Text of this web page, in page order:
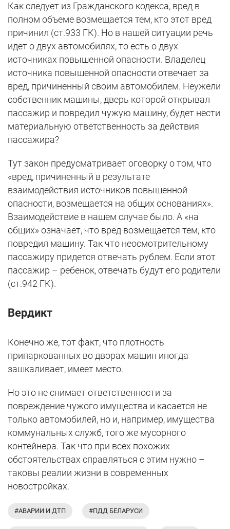
Как следует из Гражданского кодекса, вред в
полном объеме возмещается тем, кто этот вред
причинил (ст.933 ГК). Но в нашей ситуации речь
идет о двух автомобилях, то есть о двух
источниках повышенной опасности. Владелец
источника повышенной опасности отвечает за
вред, причиненный своим автомобилем. Неужели
собственник машины, дверь которой открывал
пассажир и повредил чужую машину, будет нести
материальную ответственность за действия
пассажира?
Тут закон предусматривает оговорку о том, что
«вред, причиненный в результате
взаимодействия источников повышенной
опасности, возмещается на общих основаниях».
Взаимодействие в нашем случае было. А «на
общих» означает, что вред возмещается тем, кто
повредил машину. Так что неосмотрительному
пассажиру придется отвечать рублем. Если этот
пассажир – ребенок, отвечать будут его родители
(ст.942 ГК).
Вердикт
Конечно же, тот факт, что плотность
припаркованных во дворах машин иногда
зашкаливает, имеет место.
Но это не снимает ответственности за
повреждение чужого имущества и касается не
только автомобилей, но и, например, имущества
коммунальных служб, того же мусорного
контейнера. Так что при всех похожих
обстоятельствах справляться с этим нужно –
таковы реалии жизни в современных
новостройках.
#АВАРИИ И ДТП #ПДД БЕЛАРУСИ